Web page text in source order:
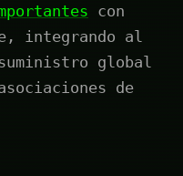
con
integrando al
global
de